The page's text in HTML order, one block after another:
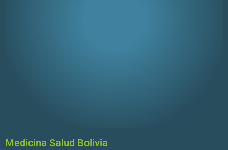
Medicina Salud Bolivia